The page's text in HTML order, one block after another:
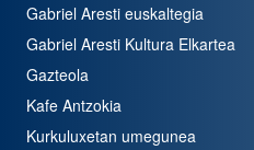
Gabriel Aresti euskaltegia
Gabriel Aresti Kultura Elkartea
Gazteola
Kafe Antzokia
Kurkuluxetan umegunea